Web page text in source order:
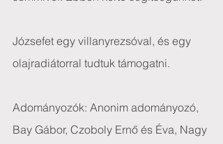
Józsefet egy villanyrezsóval, és egy
olajradiátorral tudtuk támogatni.
Adományozók: Anonim adományozó,
Bay Gábor, Czoboly Ernő és Éva, Nagy